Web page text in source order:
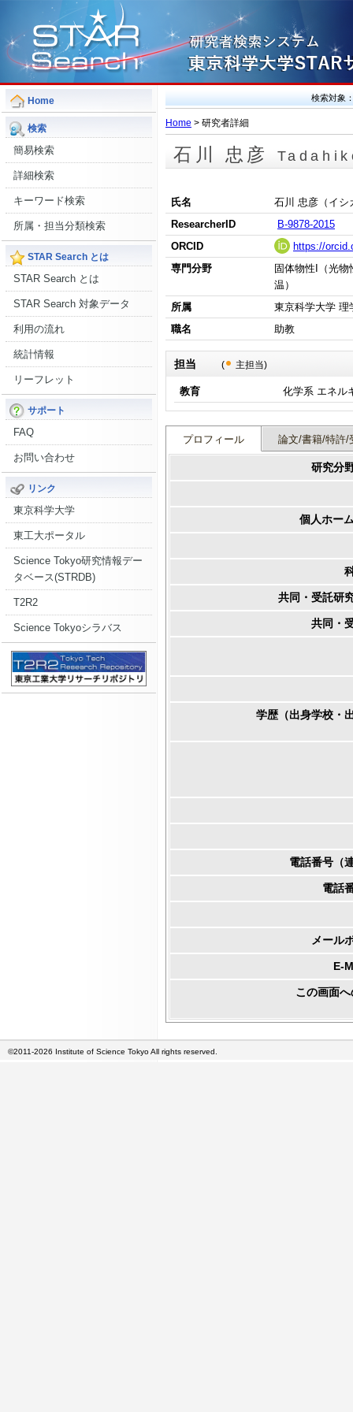
Home
検索
簡易検索
詳細検索
キーワード検索
所属・担当分類検索
STAR Search とは
STAR Search とは
STAR Search 対象データ
利用の流れ
統計情報
リーフレット
サポート
FAQ
お問い合わせ
リンク
東京科学大学
東工大ポータル
Science Tokyo研究情報デー
タベース(STRDB)
T2R2
Science Tokyoシラバス
検索対象
Home > 研究者詳細
石川 忠彦
氏名
石川 忠彦（イシ
ResearcherID
B-9878-2015
ORCID
https://
専門分野
固体物性I（光
温）
所属
東京科学大学 理
職名
助教
( 主担当)
教育 化学系 エネル
プロフィール 論文/書籍/特許/
研究分
個人ホー
共同・受託研
共同・
学歴（出身学校・
電話番号（
電話
メール
E-
この画面
©2011-2026 Institute of Science Tokyo All rights reserved.